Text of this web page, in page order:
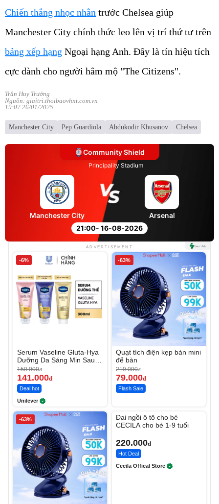
Chiến thắng nhọc nhằn trước Chelsea giúp
Manchester City chính thức leo lên vị trí thứ tư trên
bảng xếp hạng Ngoại hạng Anh. Đây là tín hiệu tích
cực dành cho người hâm mộ "The Citizens".
Trần Huy Trưởng
Nguồn: giaitri.thoibaovhnt.com.vn
19:07 26/01/2025
Manchester City Pep Guardiola Abdukodir Khusanov Chelsea
Community Shield
Principality Stadium
21:00- 16-08-2026
Manchester City Arsenal
ADVERTISEMENT
-6%
Serum Vaseline Gluta-Hya
Dưỡng Da Sáng Mịn Sau 7
Ngày
150.000đ
141.000đ
Deal hot
Unilever
-63%
Quạt tích điện kẹp bàn mini
để bàn
219.000đ
79.000đ
Flash Sale
-63%
Đai ngồi ô tô cho bé
CECILA cho bé 1-9 tuổi
220.000đ
Hot Deal
Cecila Offical Store